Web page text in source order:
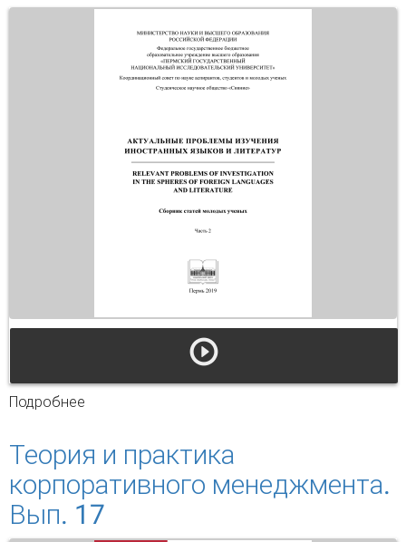
Подробнее
Теория и практика
корпоративного менеджмента.
Вып. 17